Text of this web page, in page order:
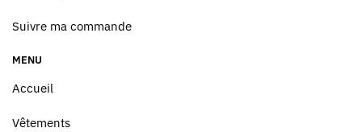
Suivre ma commande
MENU
Accueil
Vêtements